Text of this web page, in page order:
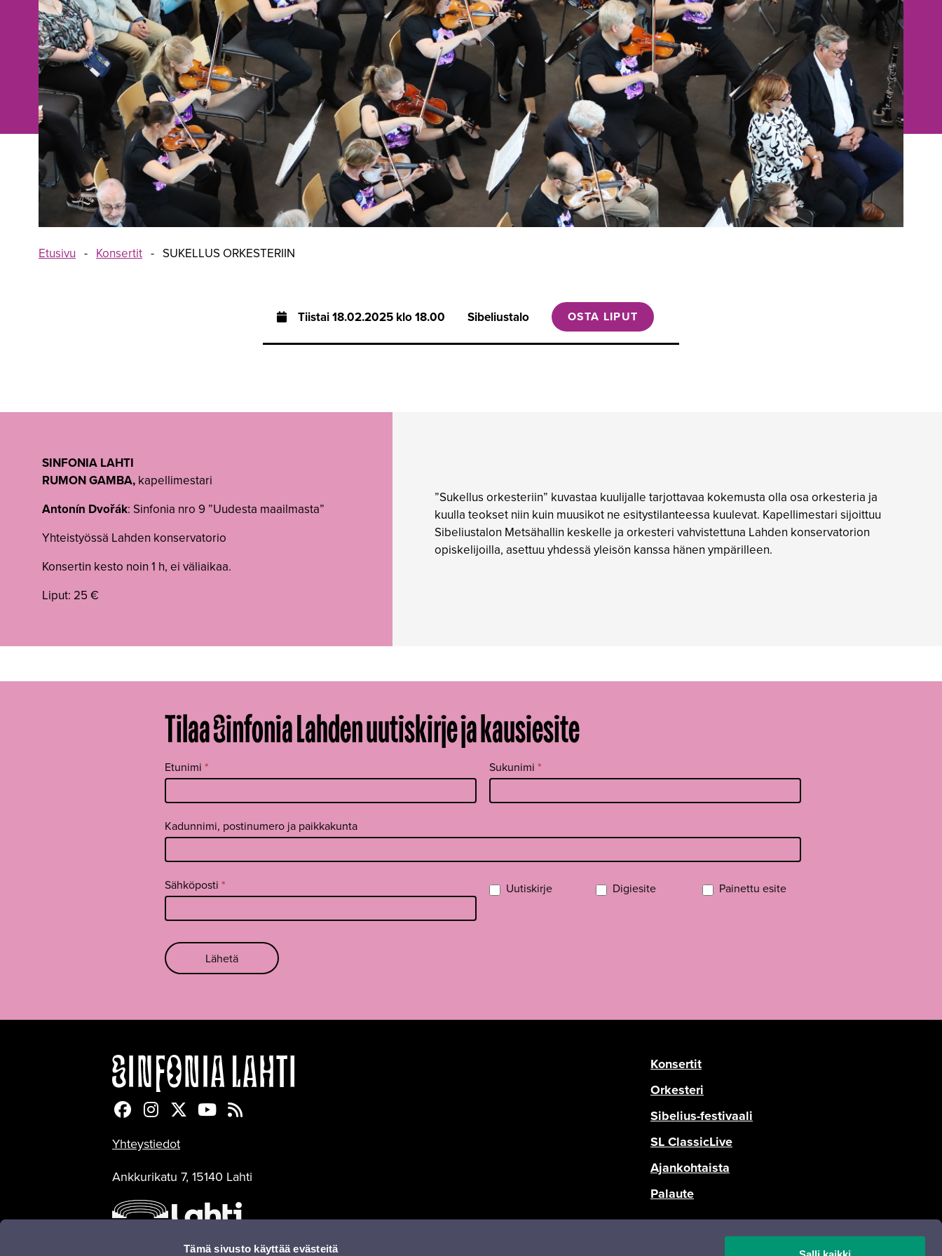
Tämä sivusto käyttää evästeitä
Etusivu - Konsertit - SUKELLUS ORKESTERIIN
Tiistai18.02.2025 klo 18.00 Sibeliustalo OSTA LIPUT
SINFONIA LAHTI
RUMON GAMBA, kapellimestari
Antonín Dvořák: Sinfonia nro 9 ”Uudesta maailmasta”
Yhteistyössä Lahden konservatorio
Konsertin kesto noin 1 h, ei väliaikaa.
Liput: 25 €
”Sukellus orkesteriin” kuvastaa kuulijalle tarjottavaa kokemusta olla osa orkesteria ja
kuulla teokset niin kuin muusikot ne esitystilanteessa kuulevat. Kapellimestari sijoittuu
Sibeliustalon Metsähallin keskelle ja orkesteri vahvistettuna Lahden konservatorion
opiskelijoilla, asettuu yhdessä yleisön kanssa hänen ympärilleen.
Tilaa Sinfonia Lahden uutiskirje ja kausiesite
Tilaa
uutiskirje
footer FI
Etunimi * Sukunimi*
Kadunnimi, postinumero ja paikkakunta
Sähköposti * Uutiskirje Digiesite Painettu esite
Lähetä
Sinfonia Lahti Facebookissa
Sinfonia Lahti Instagramissa
Sinfonia Lahti Twitterissä
Sinfonia Lahti YouTubessa
Sinfonia Lahti RSS-feed
Yhteystiedot
Ankkurikatu 7, 15140 Lahti
Konsertit
Orkesteri
Sibelius-festivaali
SL ClassicLive
Ajankohtaista
Palaute